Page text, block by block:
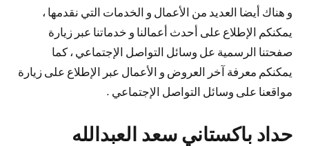
و هناك أيضا العديد من الأعمال و الخدمات التي نقدمها ،
يمكنكم الإطلاع على أحدث أعمالنا و خدماتنا عبر زيارة
صفحتنا الرسمية عل وسائل التواصل الإجتماعي ، كما
يمكنكم معرفة آخر العروض و الأعمال عبر الإطلاع على زيارة
مواقعنا على وسائل التواصل الإجتماعي .
حداد باكستاني سعد العبدالله